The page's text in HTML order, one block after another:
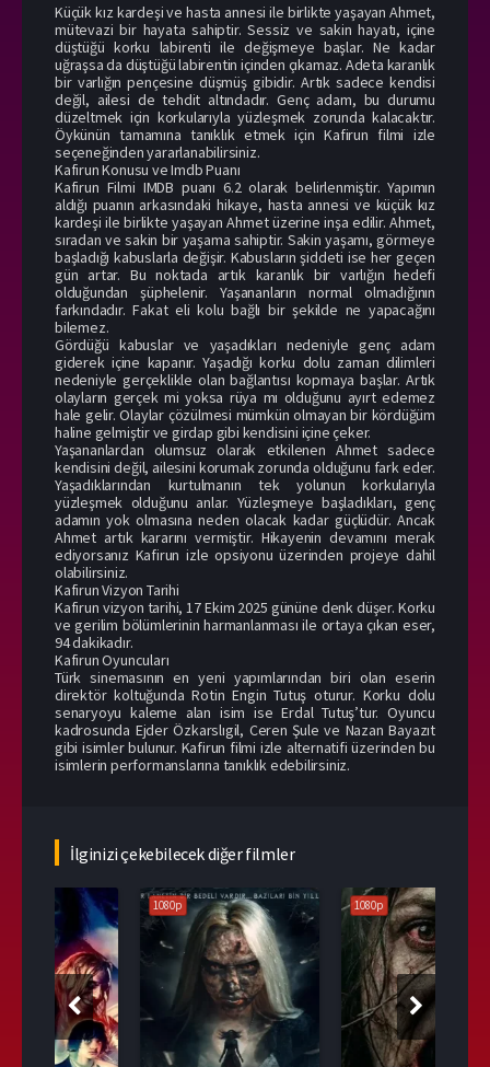
Küçük kız kardeşi ve hasta annesi ile birlikte yaşayan Ahmet,
mütevazi bir hayata sahiptir. Sessiz ve sakin hayatı, içine
düştüğü korku labirenti ile değişmeye başlar. Ne kadar
uğraşsa da düştüğü labirentin içinden çıkamaz. Adeta karanlık
bir varlığın pençesine düşmüş gibidir. Artık sadece kendisi
değil, ailesi de tehdit altındadır. Genç adam, bu durumu
düzeltmek için korkularıyla yüzleşmek zorunda kalacaktır.
Öykünün tamamına tanıklık etmek için Kafirun filmi izle
seçeneğinden yararlanabilirsiniz.
Kafirun Konusu ve Imdb Puanı
Kafirun Filmi IMDB puanı 6.2 olarak belirlenmiştir. Yapımın
aldığı puanın arkasındaki hikaye, hasta annesi ve küçük kız
kardeşi ile birlikte yaşayan Ahmet üzerine inşa edilir. Ahmet,
sıradan ve sakin bir yaşama sahiptir. Sakin yaşamı, görmeye
başladığı kabuslarla değişir. Kabusların şiddeti ise her geçen
gün artar. Bu noktada artık karanlık bir varlığın hedefi
olduğundan şüphelenir. Yaşananların normal olmadığının
farkındadır. Fakat eli kolu bağlı bir şekilde ne yapacağını
bilemez.
Gördüğü kabuslar ve yaşadıkları nedeniyle genç adam
giderek içine kapanır. Yaşadığı korku dolu zaman dilimleri
nedeniyle gerçeklikle olan bağlantısı kopmaya başlar. Artık
olayların gerçek mi yoksa rüya mı olduğunu ayırt edemez
hale gelir. Olaylar çözülmesi mümkün olmayan bir kördüğüm
haline gelmiştir ve girdap gibi kendisini içine çeker.
Yaşananlardan olumsuz olarak etkilenen Ahmet sadece
kendisini değil, ailesini korumak zorunda olduğunu fark eder.
Yaşadıklarından kurtulmanın tek yolunun korkularıyla
yüzleşmek olduğunu anlar. Yüzleşmeye başladıkları, genç
adamın yok olmasına neden olacak kadar güçlüdür. Ancak
Ahmet artık kararını vermiştir. Hikayenin devamını merak
ediyorsanız Kafirun izle opsiyonu üzerinden projeye dahil
olabilirsiniz.
Kafirun Vizyon Tarihi
Kafirun vizyon tarihi, 17 Ekim 2025 gününe denk düşer. Korku
ve gerilim bölümlerinin harmanlanması ile ortaya çıkan eser,
94 dakikadır.
Kafirun Oyuncuları
Türk sinemasının en yeni yapımlarından biri olan eserin
direktör koltuğunda Rotin Engin Tutuş oturur. Korku dolu
senaryoyu kaleme alan isim ise Erdal Tutuş’tur. Oyuncu
kadrosunda Ejder Özkarslıgil, Ceren Şule ve Nazan Bayazıt
gibi isimler bulunur. Kafirun filmi izle alternatifi üzerinden bu
isimlerin performanslarına tanıklık edebilirsiniz.
İlginizi çekebilecek diğer filmler
1080p 1080p